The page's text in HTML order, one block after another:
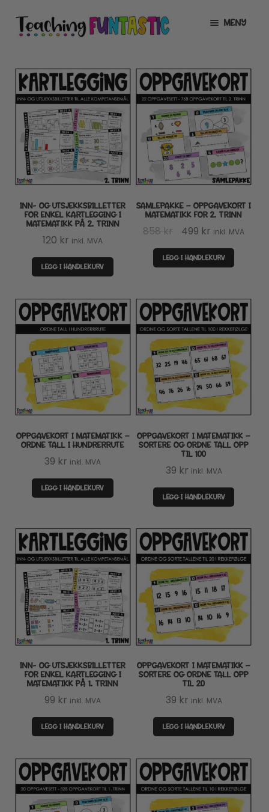
Hopp
til
Hopp
til
MENY
UNDERMENY
MIN KONTO
GRATIS
UTVID
UNDERMENY
BUTIKK
UTVID
UNDERMENY
LISENSER
UTVID
TIPSHJØRNET
INN- OG UTSJEKKSBILLETTER
FOR ENKEL KARTLEGGING I
MATEMATIKK PÅ 2. TRINN
120 kr inkl. MVA
LEGG I HANDLEKURV
SAMLEPAKKE – OPPGAVEKORT I
MATEMATIKK FOR 2. TRINN
858kr
Opprinnelig
pris
var:
499 kr Nåværende
pris
er:
inkl. MVA
LEGG I HANDLEKURV
OPPGAVEKORT I MATEMATIKK –
ORDNE TALL I HUNDRERRUTE
39 kr inkl. MVA
LEGG I HANDLEKURV
OPPGAVEKORT I MATEMATIKK –
SORTERE OG ORDNE TALL OPP
TIL 100
39 kr inkl. MVA
LEGG I HANDLEKURV
INN- OG UTSJEKKSBILLETTER
FOR ENKEL KARTLEGGING I
MATEMATIKK PÅ 1. TRINN
99 kr inkl. MVA
LEGG I HANDLEKURV
OPPGAVEKORT I MATEMATIKK –
SORTERE OG ORDNE TALL OPP
TIL 20
39 kr inkl. MVA
LEGG I HANDLEKURV